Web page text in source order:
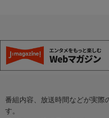
番組内容、放送時間などが実際
す。